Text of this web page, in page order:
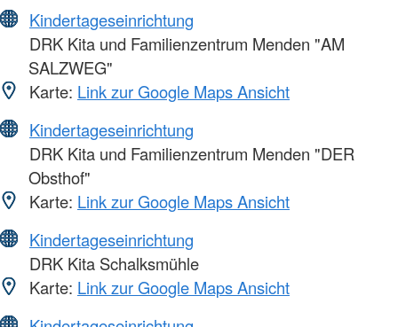
Kindertageseinrichtung
DRK Kita und Familienzentrum Menden "AM
SALZWEG"
Karte: Link zur Google Maps Ansicht
Kindertageseinrichtung
DRK Kita und Familienzentrum Menden "DER
Obsthof"
Karte: Link zur Google Maps Ansicht
Kindertageseinrichtung
DRK Kita Schalksmühle
Karte: Link zur Google Maps Ansicht